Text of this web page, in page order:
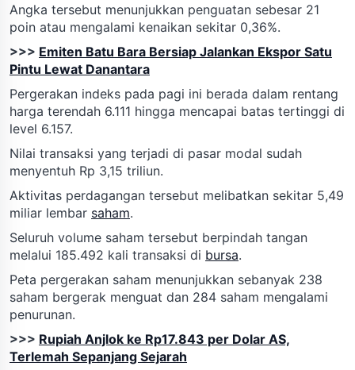
Angka tersebut menunjukkan penguatan sebesar 21
poin atau mengalami kenaikan sekitar 0,36%.
>>> Emiten Batu Bara Bersiap Jalankan Ekspor Satu
Pintu Lewat Danantara
Pergerakan indeks pada pagi ini berada dalam rentang
harga terendah 6.111 hingga mencapai batas tertinggi di
level 6.157.
Nilai transaksi yang terjadi di pasar modal sudah
menyentuh Rp 3,15 triliun.
Aktivitas perdagangan tersebut melibatkan sekitar 5,49
miliar lembar saham.
Seluruh volume saham tersebut berpindah tangan
melalui 185.492 kali transaksi di bursa.
Peta pergerakan saham menunjukkan sebanyak 238
saham bergerak menguat dan 284 saham mengalami
penurunan.
>>> Rupiah Anjlok ke Rp17.843 per Dolar AS,
Terlemah Sepanjang Sejarah